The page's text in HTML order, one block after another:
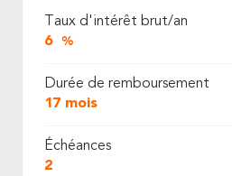
Taux d'intérêt brut/an
6 %
Durée de remboursement
17 mois
Échéances
2